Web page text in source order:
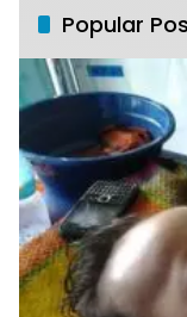
Popular